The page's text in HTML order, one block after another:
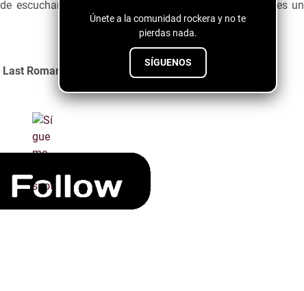
Únete a la comunidad rockera y no te
pierdas nada.
SÍGUENOS
escuchar
es un
Romance una canción llena de romance.